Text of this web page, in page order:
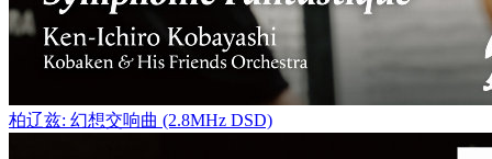
柏辽兹: 幻想交响曲 (2.8MHz DSD)